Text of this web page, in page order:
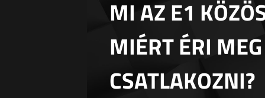
MI AZ E1
MIÉRT ÉRI MEG
CSATLAKOZNI?